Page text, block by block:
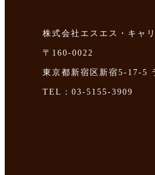
株式会社エスエス・キャ
〒160-0022
東京都新宿区新宿5-17-5
TEL：03-5155-3909